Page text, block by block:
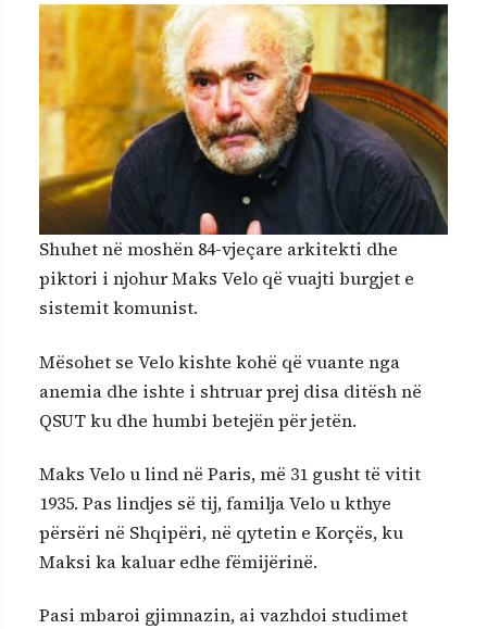
Shuhet në moshën 84-vjeçare arkitekti dhe
piktori i njohur Maks Velo që vuajti burgjet e
sistemit komunist.
Mësohet se Velo kishte kohë që vuante nga
anemia dhe ishte i shtruar prej disa ditësh në
QSUT ku dhe humbi betejën për jetën.
Maks Velo u lind në Paris, më 31 gusht të vitit
1935. Pas lindjes së tij, familja Velo u kthye
përsëri në Shqipëri, në qytetin e Korçës, ku
Maksi ka kaluar edhe fëmijërinë.
Pasi mbaroi gjimnazin, ai vazhdoi studimet